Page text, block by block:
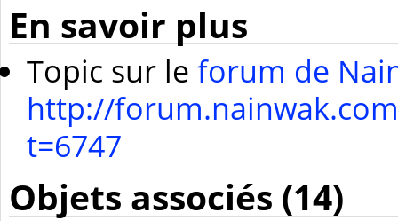
En savoir plus
Topic sur le forum de
http://
t=6747
Objets associés (14)